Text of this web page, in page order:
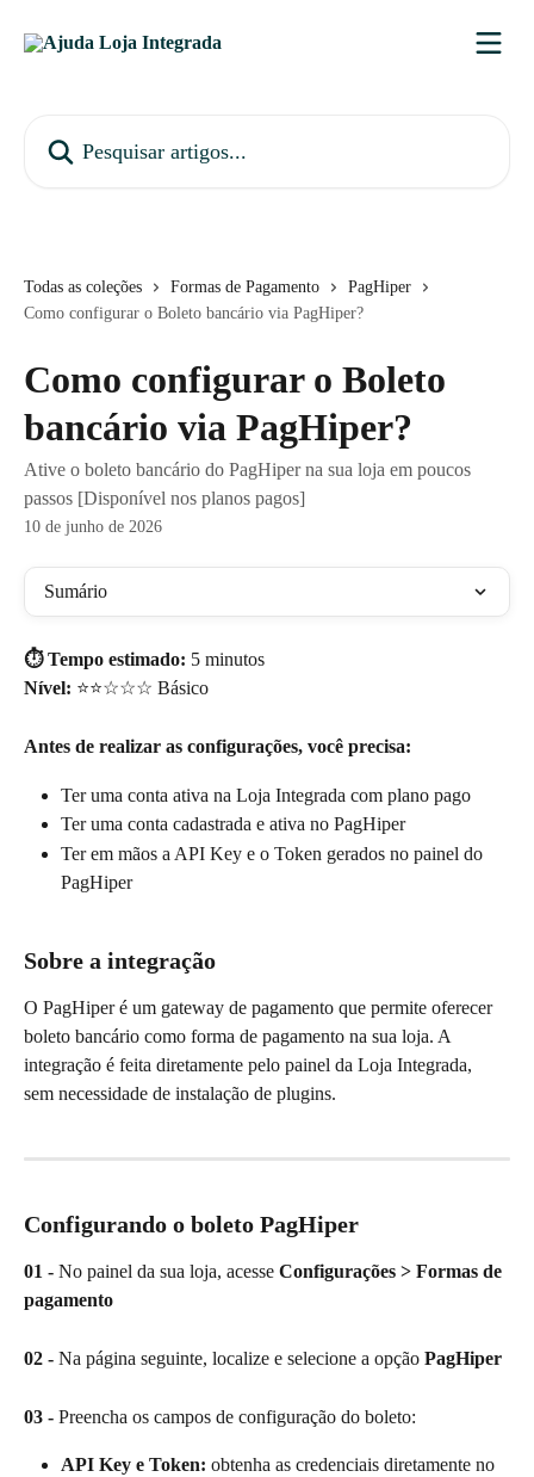
Todas as coleções Formas de Pagamento
PagHiper
Como configurar o Boleto bancário via PagHiper?
Como configurar o Boleto
bancário via PagHiper?
Ative o boleto bancário do PagHiper na sua loja em poucos
passos [Disponível nos planos pagos]
10 de junho de 2026
Sumário
⏱️ Tempo estimado: 5 minutos
Nível: ⭐⭐☆☆☆ Básico
Antes de realizar as configurações, você precisa:
Ter uma conta ativa na Loja Integrada com plano pago
Ter uma conta cadastrada e ativa no PagHiper
Ter em mãos a API Key e o Token gerados no painel do
PagHiper
Sobre a integração
O PagHiper é um gateway de pagamento que permite oferecer
boleto bancário como forma de pagamento na sua loja. A
integração é feita diretamente pelo painel da Loja Integrada,
sem necessidade de instalação de plugins.
Configurando o boleto PagHiper
01 - No painel da sua loja, acesse Configurações > Formas de
pagamento
02 - Na página seguinte, localize e selecione a opção PagHiper
03 - Preencha os campos de configuração do boleto:
API Key e Token: obtenha as credenciais diretamente no